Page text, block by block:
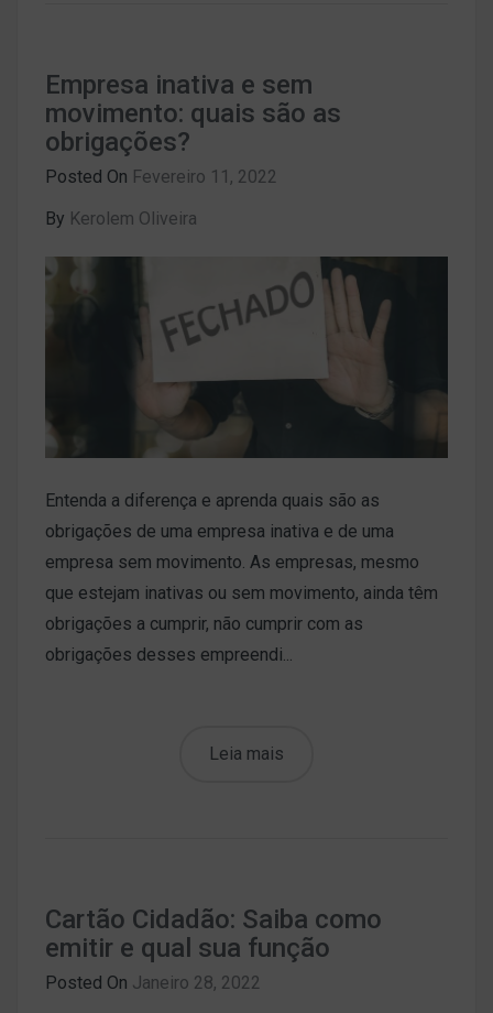
Empresa inativa e sem
movimento: quais são as
obrigações?
Posted On Fevereiro 11, 2022
By Kerolem Oliveira
Entenda a diferença e aprenda quais são as
obrigações de uma empresa inativa e de uma
empresa sem movimento. As empresas, mesmo
que estejam inativas ou sem movimento, ainda têm
obrigações a cumprir, não cumprir com as
obrigações desses empreendi...
Leia mais
Cartão Cidadão: Saiba como
emitir e qual sua função
Posted On Janeiro 28, 2022